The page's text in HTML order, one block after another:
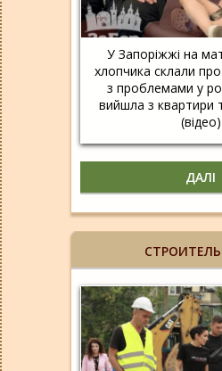
У Запоріжжі на
хлопчика склали
з проблемами у
вийшла з квартири
(відео)
ДАЛІ